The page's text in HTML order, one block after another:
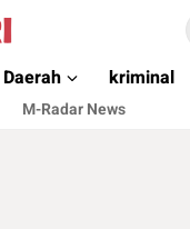
Aktual & Terpercaya )
Daerah kriminal
M-Radar News